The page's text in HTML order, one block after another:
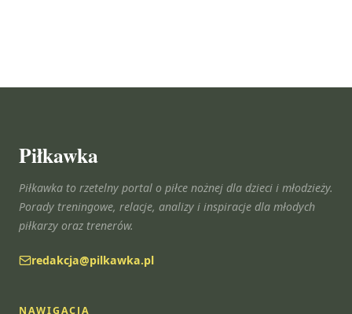
Piłkawka
Piłkawka to rzetelny portal o piłce nożnej dla dzieci i młodzieży.
Porady treningowe, relacje, analizy i inspiracje dla młodych
piłkarzy oraz trenerów.
redakcja@pilkawka.pl
NAWIGACJA